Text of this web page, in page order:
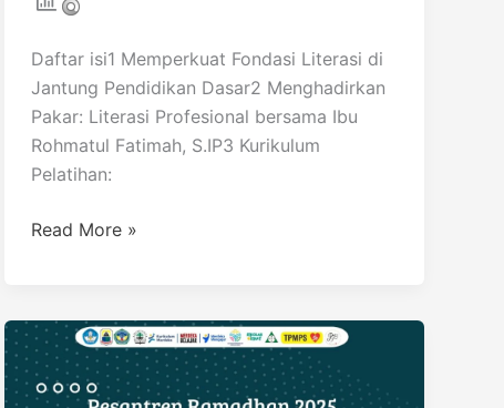
Daftar isi1 Memperkuat Fondasi Literasi di
Jantung Pendidikan Dasar2 Menghadirkan
Pakar: Literasi Profesional bersama Ibu
Rohmatul Fatimah, S.IP3 Kurikulum
Pelatihan:
Read More »
Pesantren
Ramadhan
Hari